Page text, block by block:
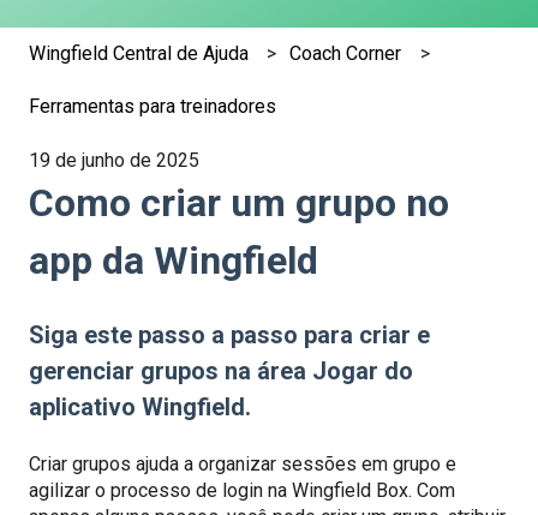
Wingfield Central de Ajuda Coach Corner
Ferramentas para treinadores
19 de junho de 2025
Como criar um grupo no
app da Wingfield
Siga este passo a passo para criar e
gerenciar grupos na área Jogar do
aplicativo Wingfield.
Criar grupos ajuda a organizar sessões em grupo e
agilizar o processo de login na Wingfield Box. Com